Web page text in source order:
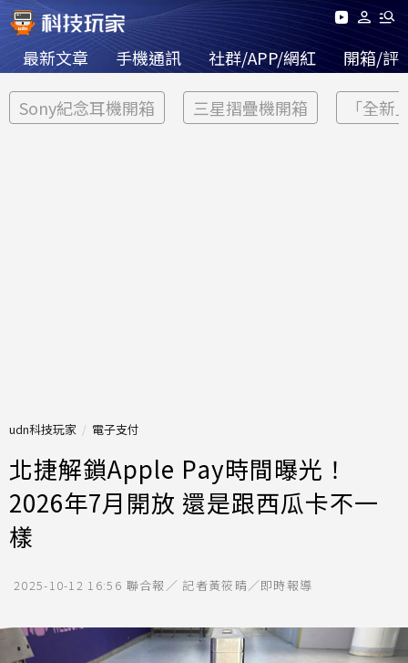
最新文章 手機通訊 社群/APP/網紅 開箱/評
Sony紀念耳機開箱 三星摺疊機開箱 「全新
udn科技玩家 電子支付
北捷解鎖Apple Pay時間曝光！
2026年7月開放 還是跟西瓜卡不一
樣
2025-10-12 16:56 聯合報／ 記者黃筱晴／即時報導